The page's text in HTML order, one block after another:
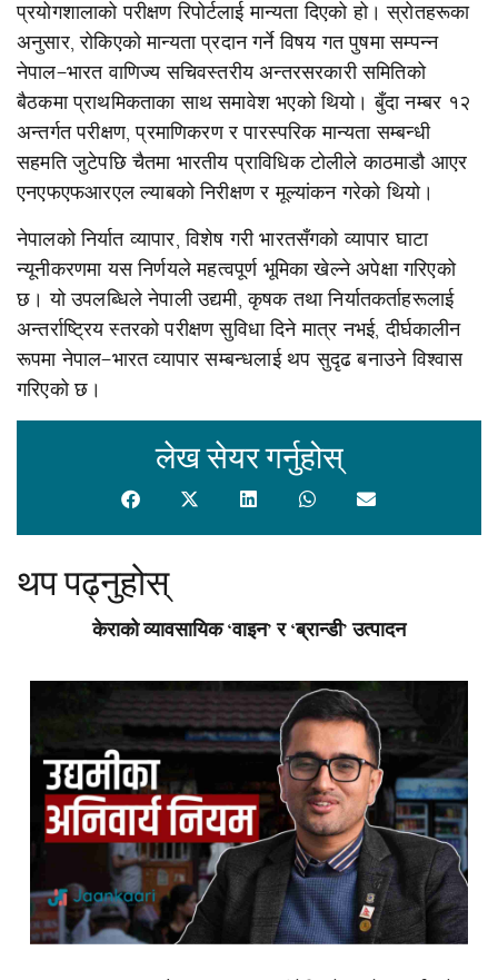
प्रयोगशालाको परीक्षण रिपोर्टलाई मान्यता दिएको हो। स्रोतहरूका
अनुसार,रोकिएको मान्यता प्रदान गर्ने विषय गत पुषमा सम्पन्न
नेपाल–भारत वाणिज्य सचिवस्तरीय अन्तरसरकारी समितिको
बैठकमा प्राथमिकताका साथ समावेश भएको थियो। बुँदा नम्बर १२
अन्तर्गत परीक्षण,प्रमाणिकरण र पारस्परिक मान्यता सम्बन्धी
सहमति जुटेपछि चैतमा भारतीय प्राविधिक टोलीले काठमाडौ आएर
एनएफएफआरएल ल्याबको निरीक्षण र मूल्यांकन गरेको थियो।
नेपालको निर्यात व्यापार,विशेष गरी भारतसँगको व्यापार घाटा
न्यूनीकरणमा यस निर्णयले महत्वपूर्ण भूमिका खेल्ने अपेक्षा गरिएको
छ। यो उपलब्धिले नेपाली उद्यमी,कृषक तथा निर्यातकर्ताहरूलाई
अन्तर्राष्ट्रिय स्तरको परीक्षण सुविधा दिने मात्र नभई,दीर्घकालीन
रूपमा नेपाल–भारत व्यापार सम्बन्धलाई थप सुदृढ बनाउने विश्वास
गरिएको छ।
लेख सेयर गर्नुहोस्
थप पढ्नुहोस्
केराको व्यावसायिक ‘वाइन’ र ‘ब्रान्डी’ उत्पादन